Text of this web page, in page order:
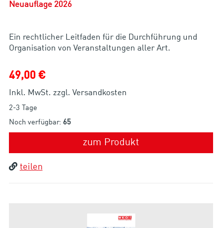
Neuauflage 2026
Ein rechtlicher Leitfaden für die Durchführung und
Organisation von Veranstaltungen aller Art.
49,00 €
Inkl. MwSt. zzgl. Versandkosten
2-3 Tage
Noch verfügbar: 65
zum Produkt
teilen